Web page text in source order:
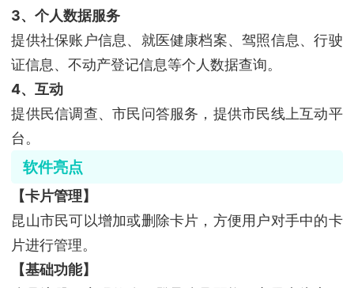
3、个人数据服务
提供社保账户信息、就医健康档案、驾照信息、行驶
证信息、不动产登记信息等个人数据查询。
4、互动
提供民信调查、市民问答服务，提供市民线上互动平
台。
软件亮点
【卡片管理】
昆山市民可以增加或删除卡片，方便用户对手中的卡
片进行管理。
【基础功能】